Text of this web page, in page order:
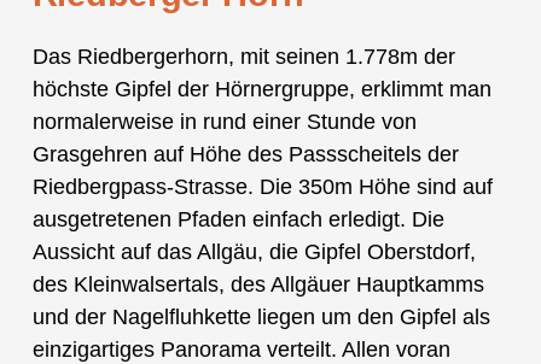
Das Riedbergerhorn, mit seinen 1.778m der
höchste Gipfel der Hörnergruppe, erklimmt man
normalerweise in rund einer Stunde von
Grasgehren auf Höhe des Passscheitels der
Riedbergpass-Strasse. Die 350m Höhe sind auf
ausgetretenen Pfaden einfach erledigt. Die
Aussicht auf das Allgäu, die Gipfel Oberstdorf,
des Kleinwalsertals, des Allgäuer Hauptkamms
und der Nagelfluhkette liegen um den Gipfel als
einzigartiges Panorama verteilt. Allen voran